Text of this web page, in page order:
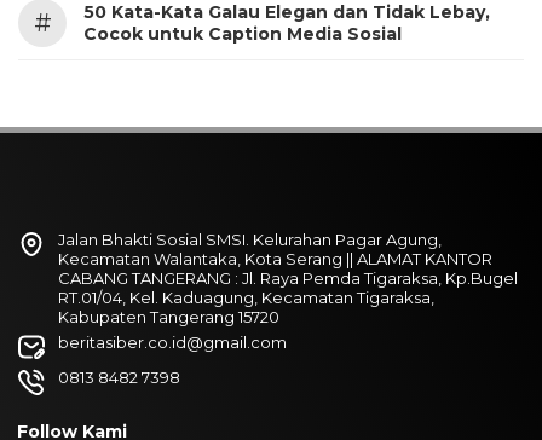
#
50 Kata-Kata Galau Elegan dan Tidak Lebay,
Cocok untuk Caption Media Sosial
Jalan Bhakti Sosial SMSI. Kelurahan Pagar Agung,
Kecamatan Walantaka, Kota Serang || ALAMAT KANTOR
CABANG TANGERANG : Jl. Raya Pemda Tigaraksa, Kp.Bugel
RT.01/04, Kel. Kaduagung, Kecamatan Tigaraksa,
Kabupaten Tangerang 15720
beritasiber.co.id@gmail.com
0813 8482 7398
Follow Kami